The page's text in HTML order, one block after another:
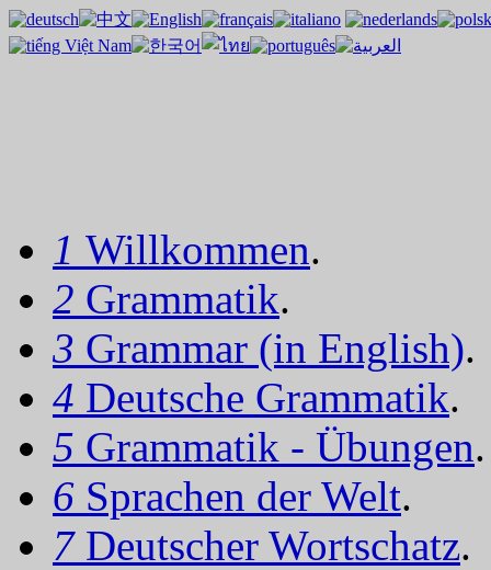
1 Willkommen.
2 Grammatik.
3 Grammar (in English).
4 Deutsche Grammatik.
5 Grammatik - Übungen.
6 Sprachen der Welt.
7 Deutscher Wortschatz.